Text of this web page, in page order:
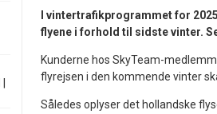
I vintertrafikprogrammet for
flyene i forhold til sidste vinter.
Kunderne hos SkyTeam-
flyrejsen i den kommende vinter
Således oplyser det hollandske